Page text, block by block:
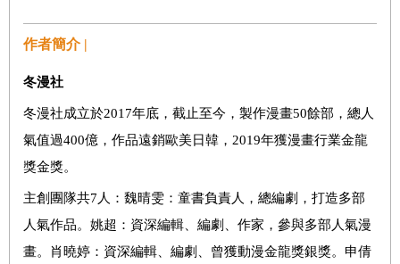
作者簡介 |
冬漫社
冬漫社成立於2017年底，截止至今，製作漫畫50餘部，總人
氣值過400億，作品遠銷歐美日韓，2019年獲漫畫行業金龍
獎金獎。
主創團隊共7人：魏晴雯：童書負責人，總編劇，打造多部
人氣作品。姚超：資深編輯、編劇、作家，參與多部人氣漫
畫。肖曉婷：資深編輯、編劇、曾獲動漫金龍獎銀獎。申倩